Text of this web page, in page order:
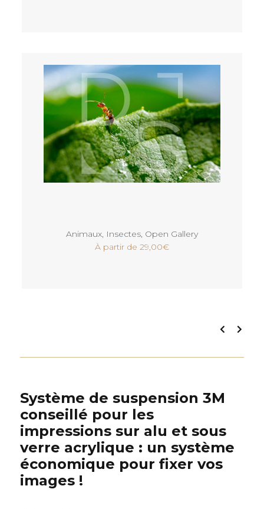
Animaux Insectes Open Gallery
À partir de 29,00€
Système de suspension 3M
conseillé pour les
impressions sur alu et sous
verre acrylique : un système
économique pour fixer vos
images !